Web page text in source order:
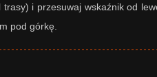
i przesuwaj wskaźnik od
pod górkę.